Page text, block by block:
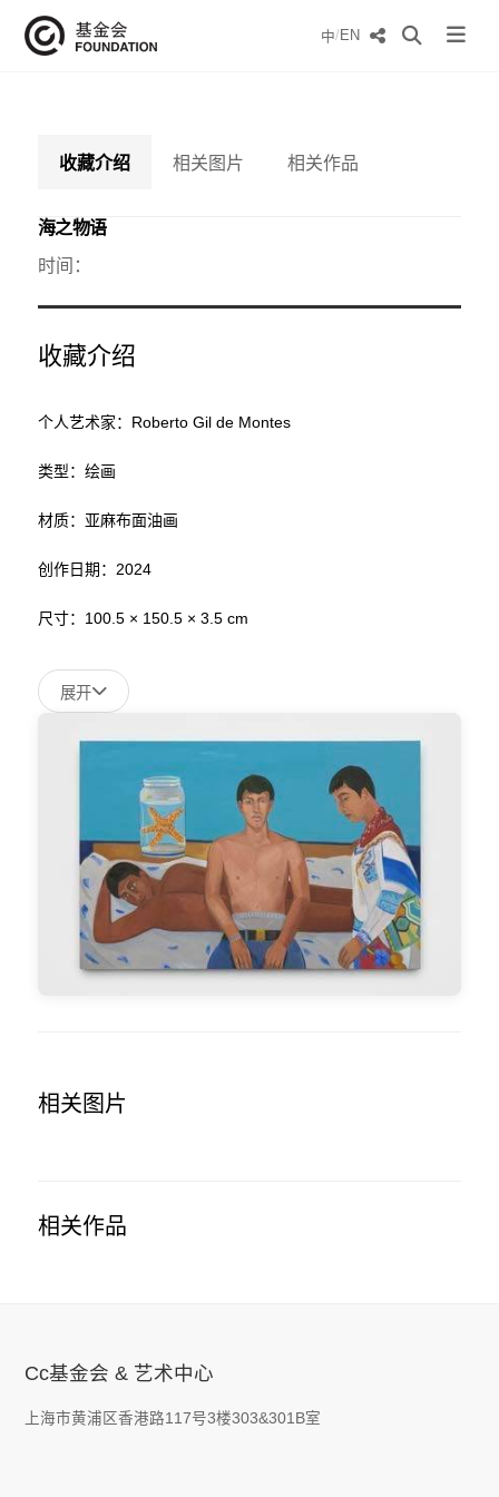
中/EN
收藏介绍 相关图片 相关作品
海之物语
时间：
收藏介绍
个人艺术家：Roberto Gil de Montes
类型：绘画
材质：亚麻布面油画
创作日期：2024
尺寸：100.5 × 150.5 × 3.5 cm
展开
相关图片
相关作品
Cc基金会 & 艺术中心
上海市黄浦区香港路117号3楼303&301B室